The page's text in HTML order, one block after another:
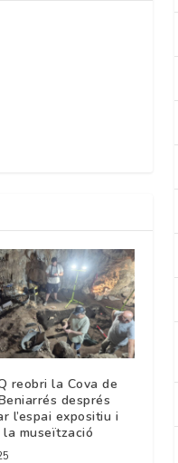
reobri la Cova de
després
l’espai expositiu i
museïtzació